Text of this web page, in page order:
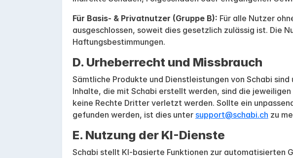
Für Basis- & Privatnutzer (Gruppe B): Für alle Nutzer
ausgeschlossen, soweit dies gesetzlich zulässig ist. Die
Haftungsbestimmungen.
D. Urheberrecht und Missbrauch
Sämtliche Produkte und Dienstleistungen von Schabi
Inhalte, die mit Schabi erstellt werden, sind die
keine Rechte Dritter verletzt werden. Sollte ein
gefunden werden, ist dies unter support@schabi.ch zu
E. Nutzung der KI-Dienste
Schabi stellt KI-basierte Funktionen zur automatisierten